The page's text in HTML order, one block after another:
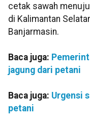
cetak sawah
di Kalimantan
Banjarmasin.
Baca juga:
jagung dari petani
Baca juga: Urgensi
petani